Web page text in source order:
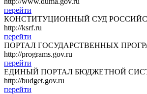
перейти
КОНСТИТУЦИОННЫЙ СУД
http://ksrf.ru
перейти
ПОРТАЛ ГОСУДАРСТВЕННЫХ
http://programs.gov.ru
перейти
ЕДИНЫЙ ПОРТАЛ БЮДЖЕТНОЙ
http://budget.gov.ru
перейти